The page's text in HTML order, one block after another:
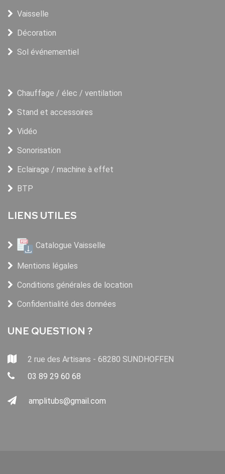
Vaisselle
Décoration
Sol événementiel
Chauffage / élec / ventilation
Stand et accessoires
Vidéo
Sonorisation
Eclairage / machine à effet
BTP
LIENS UTILES
Catalogue Vaisselle
Mentions légales
Conditions générales de location
Confidentialité des données
UNE QUESTION ?
2 rue des Artisans - 68280 SUNDHOFFEN
03 89 29 60 68
amplitubs@gmail.com